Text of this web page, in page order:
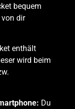
bequem
dir
enthält
wird beim
Du